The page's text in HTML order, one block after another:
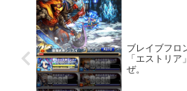
ブレイブフロ
「エストリ
ぜ。